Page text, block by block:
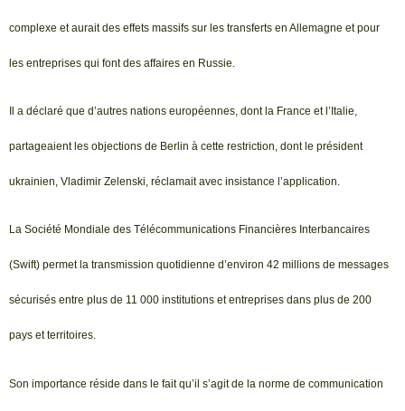
complexe et aurait des effets massifs sur les transferts en Allemagne et pour
les entreprises qui font des affaires en Russie.
Il a déclaré que d’autres nations européennes, dont la France et l’Italie,
partageaient les objections de Berlin à cette restriction, dont le président
ukrainien, Vladimir Zelenski, réclamait avec insistance l’application.
La Société Mondiale des Télécommunications Financières Interbancaires
(Swift) permet la transmission quotidienne d’environ 42 millions de messages
sécurisés entre plus de 11 000 institutions et entreprises dans plus de 200
pays et territoires.
Son importance réside dans le fait qu’il s’agit de la norme de communication